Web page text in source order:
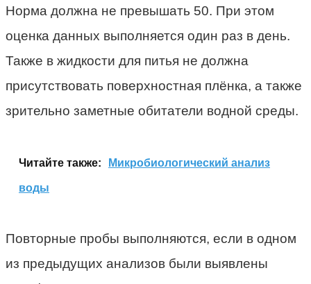
Норма должна не превышать 50. При этом
оценка данных выполняется один раз в день.
Также в жидкости для питья не должна
присутствовать поверхностная плёнка, а также
зрительно заметные обитатели водной среды.
Читайте также: Микробиологический анализ
воды
Повторные пробы выполняются, если в одном
из предыдущих анализов были выявлены